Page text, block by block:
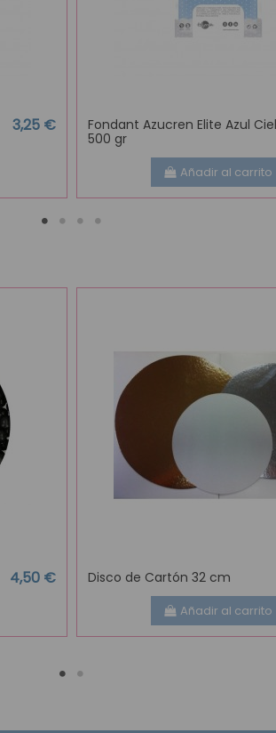
3,25 €
Fondant Azucren Elite Azul
500 gr
Añadir al carrito
4,50 € Disco de Cartón 32 cm
Añadir al carrito